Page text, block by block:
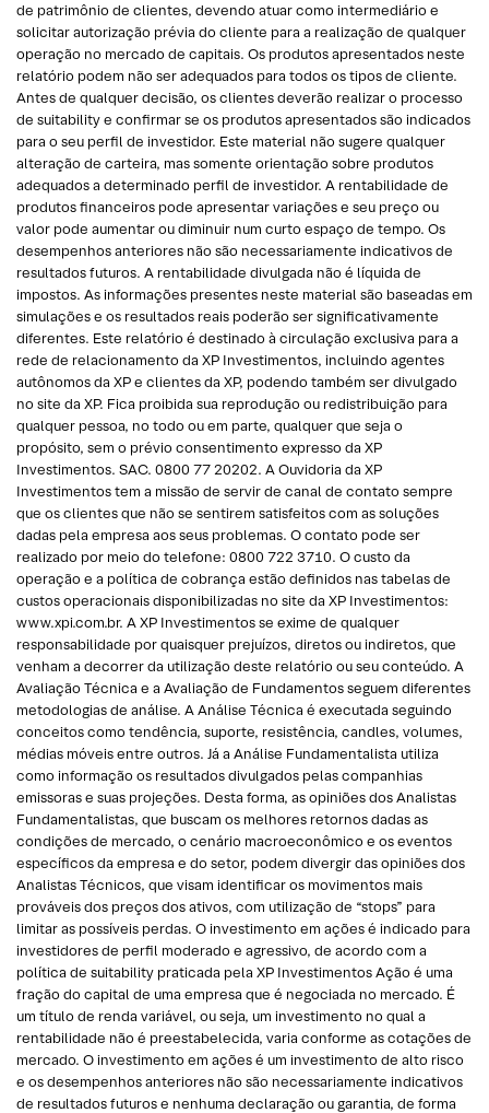
de patrimônio de clientes, devendo atuar como intermediário e
solicitar autorização prévia do cliente para a realização de qualquer
operação no mercado de capitais. Os produtos apresentados neste
relatório podem não ser adequados para todos os tipos de cliente.
Antes de qualquer decisão, os clientes deverão realizar o processo
de suitability e confirmar se os produtos apresentados são indicados
para o seu perfil de investidor. Este material não sugere qualquer
alteração de carteira, mas somente orientação sobre produtos
adequados a determinado perfil de investidor. A rentabilidade de
produtos financeiros pode apresentar variações e seu preço ou
valor pode aumentar ou diminuir num curto espaço de tempo. Os
desempenhos anteriores não são necessariamente indicativos de
resultados futuros. A rentabilidade divulgada não é líquida de
impostos. As informações presentes neste material são baseadas em
simulações e os resultados reais poderão ser significativamente
diferentes. Este relatório é destinado à circulação exclusiva para a
rede de relacionamento da XP Investimentos, incluindo agentes
autônomos da XP e clientes da XP, podendo também ser divulgado
no site da XP. Fica proibida sua reprodução ou redistribuição para
qualquer pessoa, no todo ou em parte, qualquer que seja o
propósito, sem o prévio consentimento expresso da XP
Investimentos. SAC. 0800 77 20202. A Ouvidoria da XP
Investimentos tem a missão de servir de canal de contato sempre
que os clientes que não se sentirem satisfeitos com as soluções
dadas pela empresa aos seus problemas. O contato pode ser
realizado por meio do telefone: 0800 722 3710. O custo da
operação e a política de cobrança estão definidos nas tabelas de
custos operacionais disponibilizadas no site da XP Investimentos:
www.xpi.com.br. A XP Investimentos se exime de qualquer
responsabilidade por quaisquer prejuízos, diretos ou indiretos, que
venham a decorrer da utilização deste relatório ou seu conteúdo. A
Avaliação Técnica e a Avaliação de Fundamentos seguem diferentes
metodologias de análise. A Análise Técnica é executada seguindo
conceitos como tendência, suporte, resistência, candles, volumes,
médias móveis entre outros. Já a Análise Fundamentalista utiliza
como informação os resultados divulgados pelas companhias
emissoras e suas projeções. Desta forma, as opiniões dos Analistas
Fundamentalistas, que buscam os melhores retornos dadas as
condições de mercado, o cenário macroeconômico e os eventos
específicos da empresa e do setor, podem divergir das opiniões dos
Analistas Técnicos, que visam identificar os movimentos mais
prováveis dos preços dos ativos, com utilização de “stops” para
limitar as possíveis perdas. O investimento em ações é indicado para
investidores de perfil moderado e agressivo, de acordo com a
política de suitability praticada pela XP Investimentos Ação é uma
fração do capital de uma empresa que é negociada no mercado. É
um título de renda variável, ou seja, um investimento no qual a
rentabilidade não é preestabelecida, varia conforme as cotações de
mercado. O investimento em ações é um investimento de alto risco
e os desempenhos anteriores não são necessariamente indicativos
de resultados futuros e nenhuma declaração ou garantia, de forma